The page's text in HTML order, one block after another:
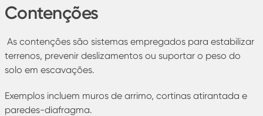
Contenções
As contenções são sistemas empregados para estabilizar
terrenos, prevenir deslizamentos ou suportar o peso do
solo em escavações.
Exemplos incluem muros de arrimo, cortinas atirantada e
paredes-diafragma.